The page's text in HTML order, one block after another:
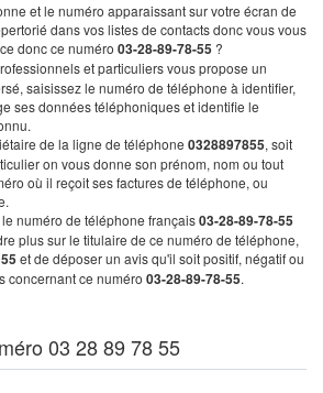
et le numéro apparaissant sur votre écran de
dans vos listes de contacts donc vous vous
donc ce numéro 03-28-89-78-55 ?
et particuliers vous propose un
saisissez le numéro de téléphone à identifier,
ses données téléphoniques et identifie le
de la ligne de téléphone 0328897855, soit
on vous donne son prénom, nom ou tout
où il reçoit ses factures de téléphone, ou
numéro de téléphone français03-28-89-78-55
plus sur le titulaire de ce numéro de téléphone,
et de déposer un avis qu'il soit positif, négatif ou
concernant ce numéro 03-28-89-78-55.
03 28 89 78 55